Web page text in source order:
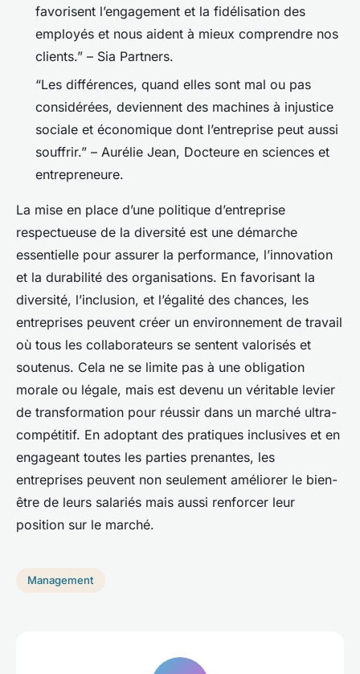
favorisent l’engagement et la fidélisation des
employés et nous aident à mieux comprendre nos
clients.” – Sia Partners.
“Les différences, quand elles sont mal ou pas
considérées, deviennent des machines à injustice
sociale et économique dont l’entreprise peut aussi
souffrir.” – Aurélie Jean, Docteure en sciences et
entrepreneure.
La mise en place d’une politique d’entreprise
respectueuse de la diversité est une démarche
essentielle pour assurer la performance, l’innovation
et la durabilité des organisations. En favorisant la
diversité, l’inclusion, et l’égalité des chances, les
entreprises peuvent créer un environnement de travail
où tous les collaborateurs se sentent valorisés et
soutenus. Cela ne se limite pas à une obligation
morale ou légale, mais est devenu un véritable levier
de transformation pour réussir dans un marché ultra-
compétitif. En adoptant des pratiques inclusives et en
engageant toutes les parties prenantes, les
entreprises peuvent non seulement améliorer le bien-
être de leurs salariés mais aussi renforcer leur
position sur le marché.
Management